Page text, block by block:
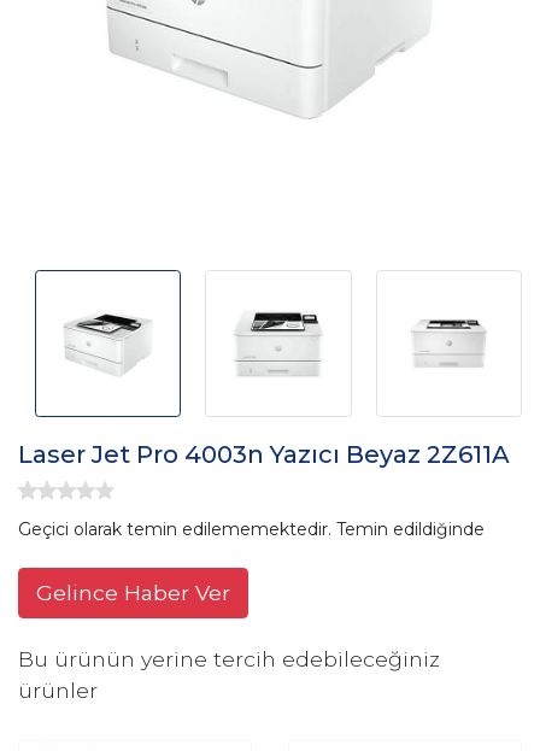
Laser Jet Pro 4003n Yazıcı Beyaz 2Z611A
Geçici olarak temin edilememektedir. Temin edildiğinde
Gelince Haber Ver
Bu ürünün yerine tercih edebileceğiniz
ürünler